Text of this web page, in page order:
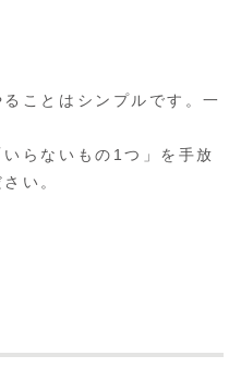
ことはシンプルです。一
らないもの1つ」を手放
い。